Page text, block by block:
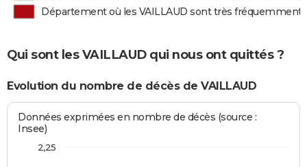
Département où les VAILLAUD sont très fréquemment
Qui sont les VAILLAUD qui nous ont quittés ?
Evolution du nombre de décès de VAILLAUD
Données exprimées en nombre de décès (source :
Insee)
2,25